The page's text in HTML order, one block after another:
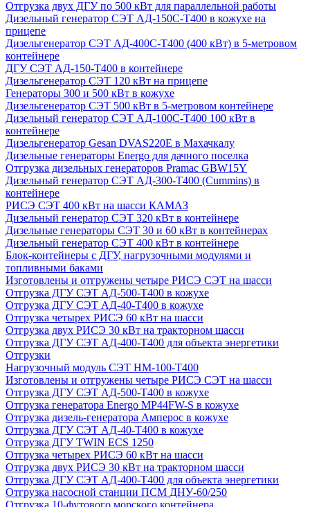
Отгрузка двух ДГУ по 500 кВт для параллельной работы
Дизельный генератор СЭТ АД-150С-Т400 в кожухе на
прицепе
Дизельгенератор СЭТ АД-400С-Т400 (400 кВт) в 5-метровом
контейнере
ДГУ СЭТ АД-150-Т400 в контейнере
Дизельгенератор СЭТ 120 кВт на прицепе
Генераторы 300 и 500 кВт в кожухе
Дизельгенератор СЭТ 500 кВт в 5-метровом контейнере
Дизельный генератор СЭТ АД-100С-Т400 100 кВт в
контейнере
Дизельгенератор Gesan DVAS220E в Махачкалу
Дизельные генераторы Energo для дачного поселка
Отгрузка дизельных генераторов Pramac GВW15Y
Дизельный генератор СЭТ АД-300-Т400 (Cummins) в
контейнере
РИСЭ СЭТ 400 кВт на шасси КАМАЗ
Дизельный генератор СЭТ 320 кВт в контейнере
Дизельные генераторы СЭТ 30 и 60 кВт в контейнерах
Дизельный генератор СЭТ 400 кВт в контейнере
Блок-контейнеры с ДГУ, нагрузочными модулями и
топливными баками
Изготовлены и отгружены четыре РИСЭ СЭТ на шасси
Отгрузка ДГУ СЭТ АД-500-Т400 в кожухе
Отгрузка ДГУ СЭТ АД-40-Т400 в кожухе
Отгрузка четырех РИСЭ 60 кВт на шасси
Отгрузка двух РИСЭ 30 кВт на тракторном шасси
Отгрузка ДГУ СЭТ АД-400-Т400 для объекта энергетики
Отгрузки
Нагрузочный модуль СЭТ НМ-100-Т400
Изготовлены и отгружены четыре РИСЭ СЭТ на шасси
Отгрузка ДГУ СЭТ АД-500-Т400 в кожухе
Отгрузка генератора Energo MP44FW-S в кожухе
Отгрузка дизель-генератора Амперос в кожухе
Отгрузка ДГУ СЭТ АД-40-Т400 в кожухе
Отгрузка ДГУ TWIN ECS 1250
Отгрузка четырех РИСЭ 60 кВт на шасси
Отгрузка двух РИСЭ 30 кВт на тракторном шасси
Отгрузка ДГУ СЭТ АД-400-Т400 для объекта энергетики
Отгрузка насосной станции ПСМ ДНУ-60/250
Отгрузка 10-футового морского контейнера